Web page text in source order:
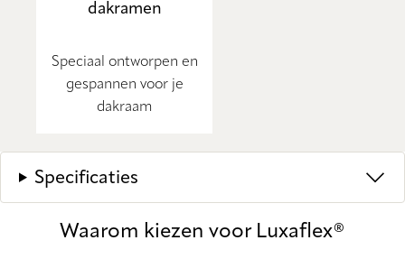
dakramen
Speciaal ontworpen en
gespannen voor je
dakraam
Specificaties
Waarom kiezen voor Luxaflex®